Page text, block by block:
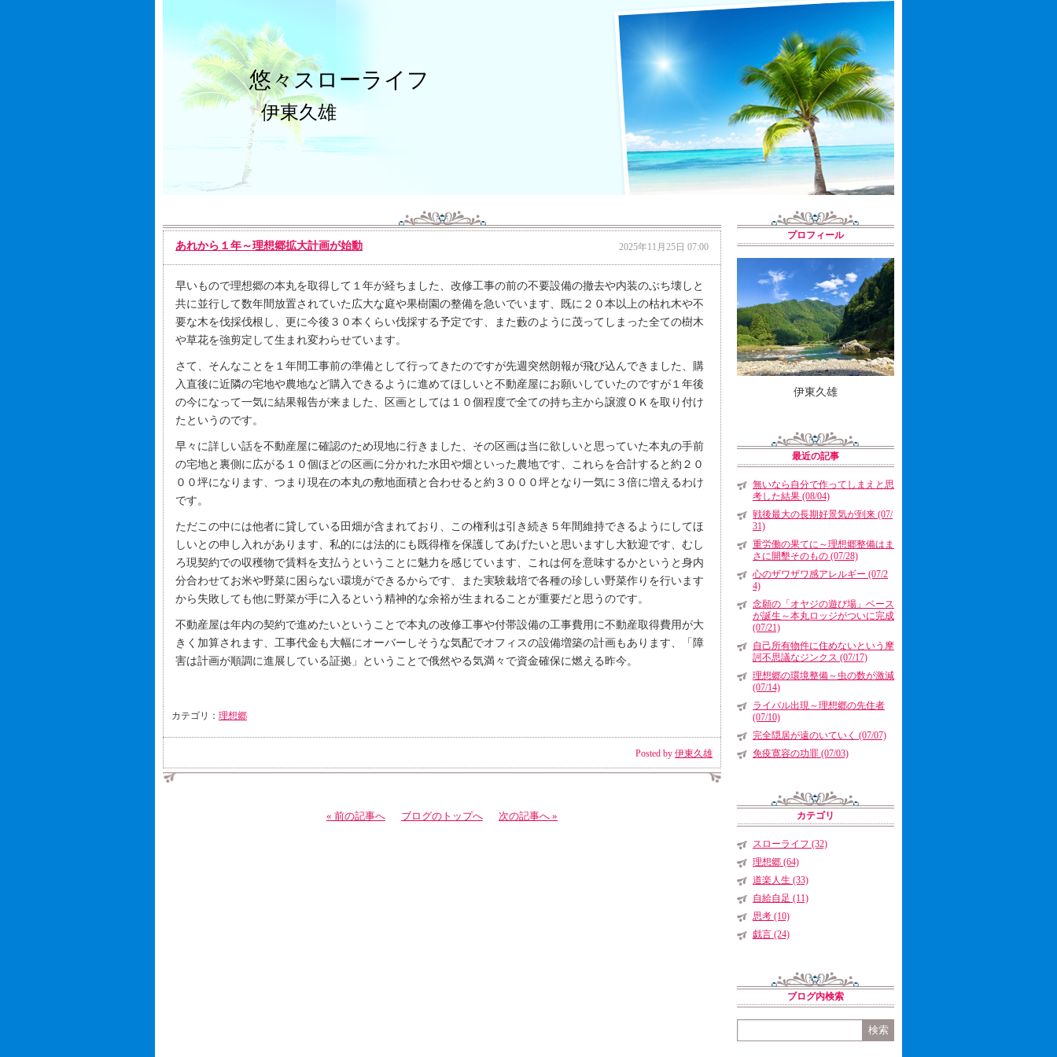
悠々スローライフ
伊東久雄
あれから１年～理想郷拡大計画が始動 2025年11月25日 07:00
早いもので理想郷の本丸を取得して１年が経ちました、改修工事の前の不要設備の撤去や内装のぶち壊しと
共に並行して数年間放置されていた広大な庭や果樹園の整備を急いでいます、既に２０本以上の枯れ木や不
要な木を伐採伐根し、更に今後３０本くらい伐採する予定です、また藪のように茂ってしまった全ての樹木
や草花を強剪定して生まれ変わらせています。
さて、そんなことを１年間工事前の準備として行ってきたのですが先週突然朗報が飛び込んできました、購
入直後に近隣の宅地や農地など購入できるように進めてほしいと不動産屋にお願いしていたのですが１年後
の今になって一気に結果報告が来ました、区画としては１０個程度で全ての持ち主から譲渡ＯＫを取り付け
たというのです。
早々に詳しい話を不動産屋に確認のため現地に行きました、その区画は当に欲しいと思っていた本丸の手前
の宅地と裏側に広がる１０個ほどの区画に分かれた水田や畑といった農地です、これらを合計すると約２０
００坪になります、つまり現在の本丸の敷地面積と合わせると約３０００坪となり一気に３倍に増えるわけ
です。
ただこの中には他者に貸している田畑が含まれており、この権利は引き続き５年間維持できるようにしてほ
しいとの申し入れがあります、私的には法的にも既得権を保護してあげたいと思いますし大歓迎です、むし
ろ現契約での収穫物で賃料を支払うということに魅力を感じています、これは何を意味するかというと身内
分合わせてお米や野菜に困らない環境ができるからです、また実験栽培で各種の珍しい野菜作りを行います
から失敗しても他に野菜が手に入るという精神的な余裕が生まれることが重要だと思うのです。
不動産屋は年内の契約で進めたいということで本丸の改修工事や付帯設備の工事費用に不動産取得費用が大
きく加算されます、工事代金も大幅にオーバーしそうな気配でオフィスの設備増築の計画もあります、「障
害は計画が順調に進展している証拠」ということで俄然やる気満々で資金確保に燃える昨今。
カテゴリ： 理想郷
Posted by 伊東久雄
« 前の記事へ ブログのトップへ 次の記事へ »
プロフィール
伊東久雄
最近の記事
無いなら自分で作ってしまえと思
考した結果 (08/04)
戦後最大の長期好景気が到来 (07/
31)
重労働の果てに～理想郷整備はま
さに開墾そのもの (07/28)
心のザワザワ感アレルギー (07/2
4)
念願の「オヤジの遊び場」ベース
が誕生～本丸ロッジがついに完成
(07/21)
自己所有物件に住めないという摩
訶不思議なジンクス (07/17)
理想郷の環境整備～虫の数が激減
(07/14)
ライバル出現～理想郷の先住者
(07/10)
完全隠居が遠のいていく (07/07)
免疫寛容の功罪 (07/03)
カテゴリ
スローライフ (32)
理想郷 (64)
道楽人生 (33)
自給自足 (11)
思考 (10)
戯言 (24)
ブログ内検索